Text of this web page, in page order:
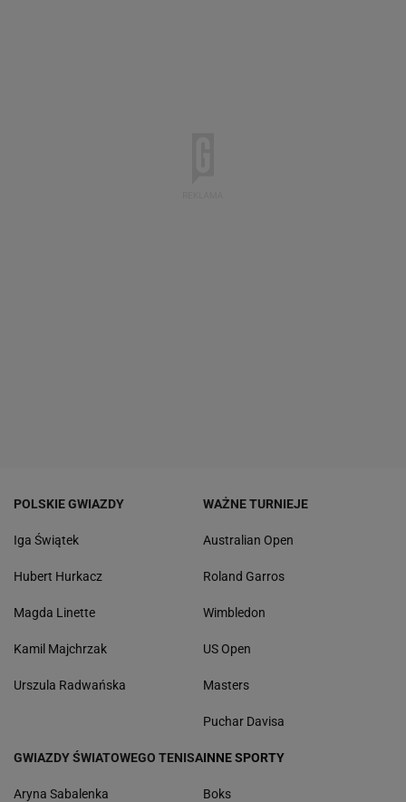
POLSKIE GWIAZDY
Iga Świątek
Hubert Hurkacz
Magda Linette
Kamil Majchrzak
Urszula Radwańska
WAŻNE TURNIEJE
Australian Open
Roland Garros
Wimbledon
US Open
Masters
Puchar Davisa
GWIAZDY ŚWIATOWEGO TENISA
Aryna Sabalenka
INNE SPORTY
Boks